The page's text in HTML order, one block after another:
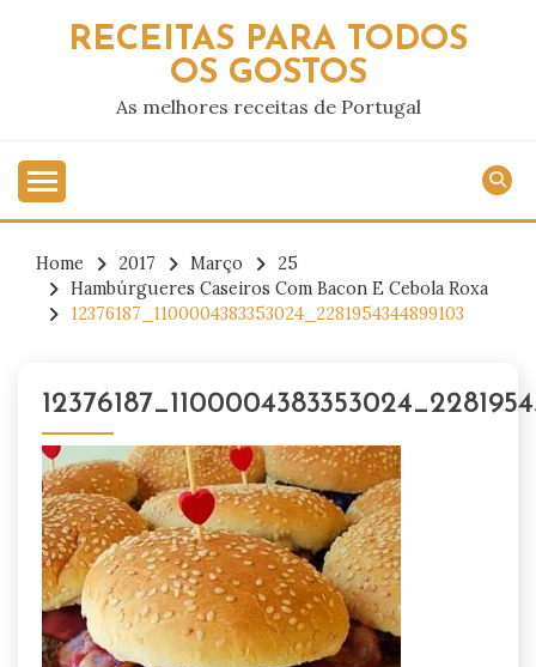
RECEITAS PARA TODOS
OS GOSTOS
As melhores receitas de Portugal
Home 2017 Março
25
Hambúrgueres Caseiros Com Bacon E Cebola Roxa
12376187_1100004383353024_2281954344899103